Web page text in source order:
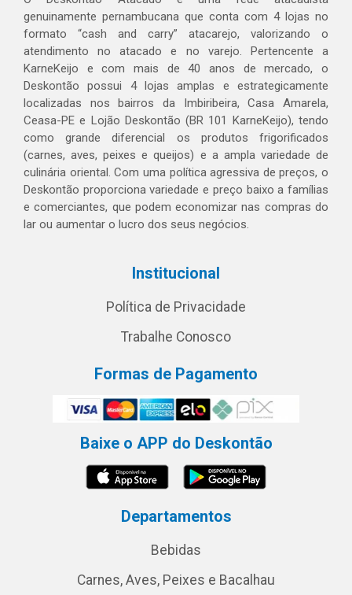
genuinamente pernambucana que conta com 4 lojas no
formato “cash and carry” atacarejo, valorizando o
atendimento no atacado e no varejo. Pertencente a
KarneKeijo e com mais de 40 anos de mercado, o
Deskontão possui 4 lojas amplas e estrategicamente
localizadas nos bairros da Imbiribeira, Casa Amarela,
Ceasa-PE e Lojão Deskontão (BR 101 KarneKeijo), tendo
como grande diferencial os produtos frigorificados
(carnes, aves, peixes e queijos) e a ampla variedade de
culinária oriental. Com uma política agressiva de preços, o
Deskontão proporciona variedade e preço baixo a famílias
e comerciantes, que podem economizar nas compras do
lar ou aumentar o lucro dos seus negócios.
Institucional
Política de Privacidade
Trabalhe Conosco
Formas de Pagamento
Baixe o APP do Deskontão
Departamentos
Bebidas
Carnes, Aves, Peixes e Bacalhau